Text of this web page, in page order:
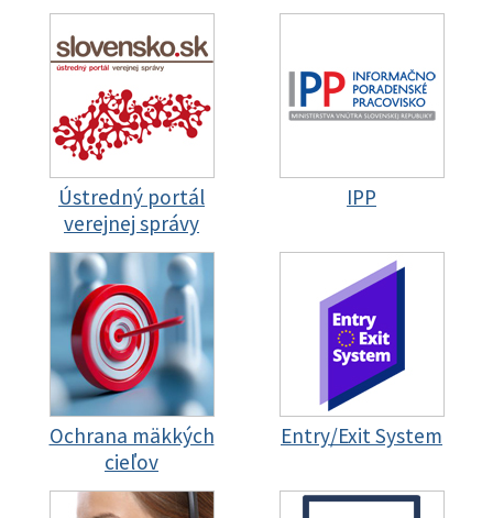
Ústredný portál
verejnej správy
IPP
Ochrana mäkkých
cieľov
Entry/Exit System